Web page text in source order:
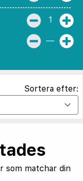
1
—
Sortera efter:
som matchar din